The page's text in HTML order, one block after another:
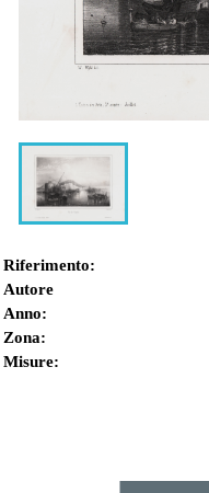
Riferimento:
Autore
Anno:
Zona:
Misure: